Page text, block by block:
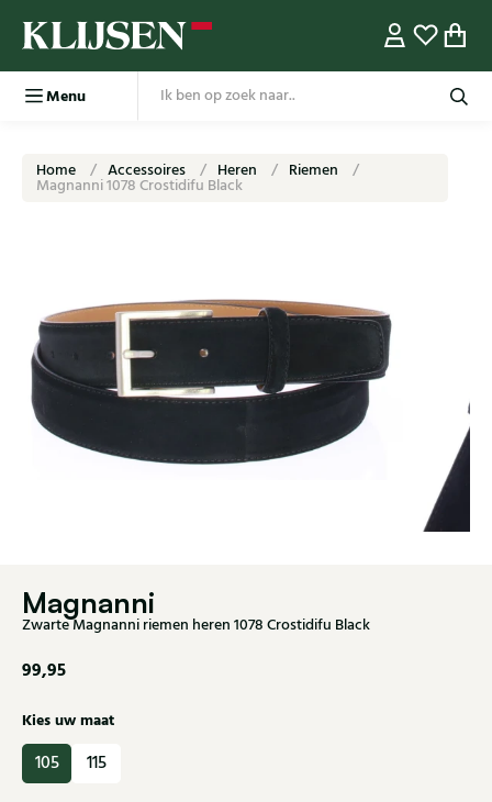
Menu
Home Accessoires Heren Riemen
Magnanni 1078 Crostidifu Black
Magnanni
Zwarte Magnanni riemen heren 1078 Crostidifu Black
99,95
Kies uw maat
105 115